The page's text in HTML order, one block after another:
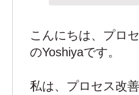
こんにちは、プロ
のYoshiyaです。
私は、プロセス改